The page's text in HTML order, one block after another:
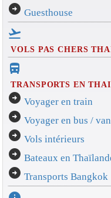
arrow_circle_right Guesthouse
flight_takeoff
VOLS PAS CHERS
directions_bus_filled
TRANSPORTS EN
arrow_circle_right Voyager en train
arrow_circle_right Voyager en bus / van
arrow_circle_right Vols intérieurs
arrow_circle_right Bateaux en
arrow_circle_right Transports Bangkok